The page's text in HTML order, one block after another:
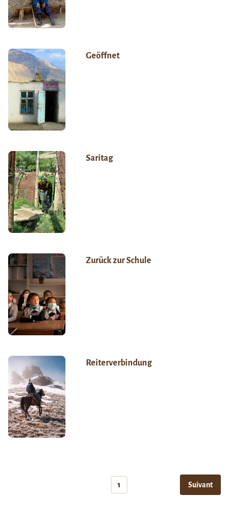
Geöffnet
Saritag
Zurück zur Schule
Reiterverbindung
1 Suivant